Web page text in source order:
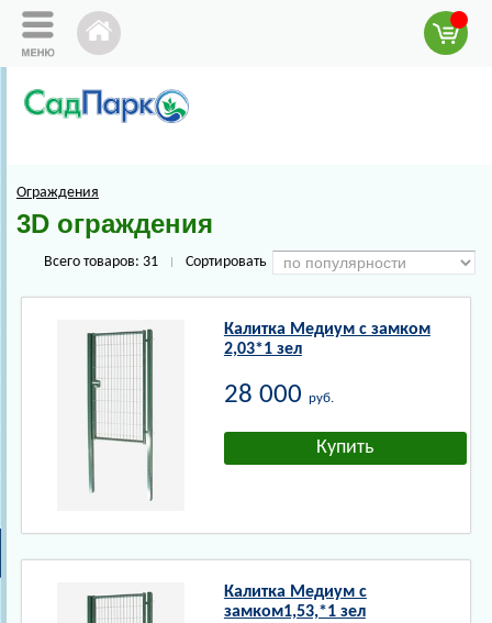
Ограждения
3D ограждения
Всего товаров: 31 Сортировать
Калитка Медиум с замком
2,03*1 зел
28 000 руб.
Калитка Медиум с
замком1,53,*1 зел